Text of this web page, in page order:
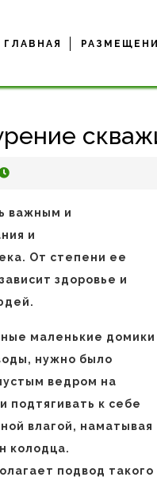
ГЛАВНАЯ
важным и
и
От степени ее
здоровье и
маленькие домики
нужно было
ведром на
подтягивать к себе
влагой, наматывая
колодца.
подвод